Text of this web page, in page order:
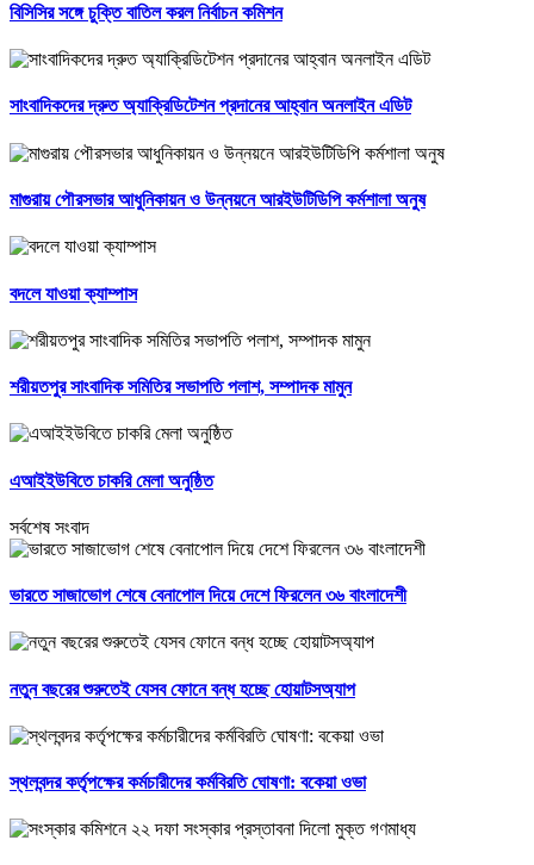
বিসিসির সঙ্গে চুক্তি বাতিল করল নির্বাচন কমিশন
সাংবাদিকদের দ্রুত অ্যাক্রিডিটেশন প্রদানের আহ্বান অনলাইন এডিট
মাগুরায় পৌরসভার আধুনিকায়ন ও উন্নয়নে আরইউটিডিপি কর্মশালা অনুষ
বদলে যাওয়া ক্যাম্পাস
শরীয়তপুর সাংবাদিক সমিতির সভাপতি পলাশ, সম্পাদক মামুন
এআইইউবিতে চাকরি মেলা অনুষ্ঠিত
সর্বশেষ সংবাদ
ভারতে সাজাভোগ শেষে বেনাপোল দিয়ে দেশে ফিরলেন ৩৬ বাংলাদেশী
নতুন বছরের শুরুতেই যেসব ফোনে বন্ধ হচ্ছে হোয়াটসঅ্যাপ
স্থলবন্দর কর্তৃপক্ষের কর্মচারীদের কর্মবিরতি ঘোষণা: বকেয়া ওভা